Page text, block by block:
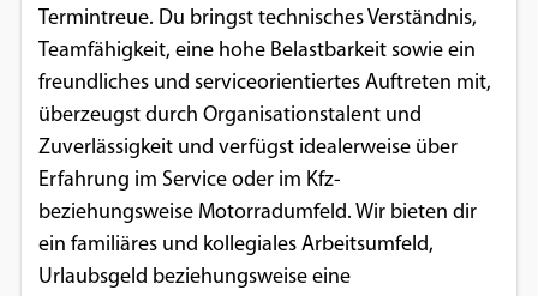
Termintreue. Du bringst technisches Verständnis,
Teamfähigkeit, eine hohe Belastbarkeit sowie ein
freundliches und serviceorientiertes Auftreten mit,
überzeugst durch Organisationstalent und
Zuverlässigkeit und verfügst idealerweise über
Erfahrung im Service oder im Kfz-
beziehungsweise Motorradumfeld. Wir bieten dir
ein familiäres und kollegiales Arbeitsumfeld,
Urlaubsgeld beziehungsweise eine